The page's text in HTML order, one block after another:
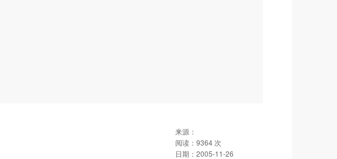
来源：
阅读： 9364 次
日期： 2005-11-26